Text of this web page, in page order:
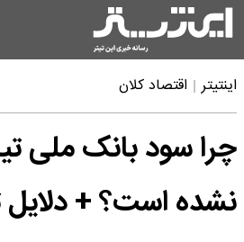
اینتیتر اقتصاد کلان
نشده است؟ + دلایل